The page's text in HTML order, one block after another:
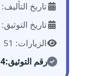
مدونة
مدونة
تاريخ التأليف: 22-04-2026
تاريخ التوثيق: 12-05-2026
الزيارات: 51
رقم التوثيق: